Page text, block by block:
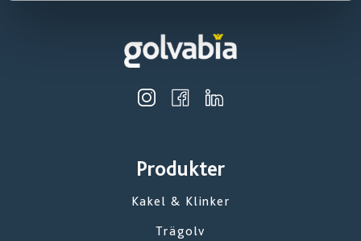
Produkter
Kakel & Klinker
Trägolv